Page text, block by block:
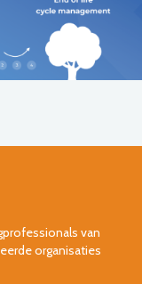
van
organisaties